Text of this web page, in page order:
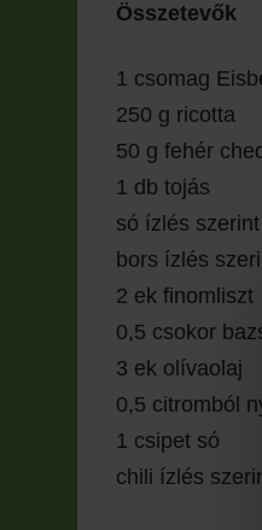
Összetevők
1 csomag
250 g ricotta
50 g fehér
1 db tojás
só ízlés szerint
bors ízlés
2 ek finomliszt
0,5 csokor
3 ek olívaolaj
0,5 citromból
1 csipet só
chili ízlés